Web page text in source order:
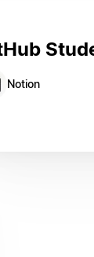
Notion